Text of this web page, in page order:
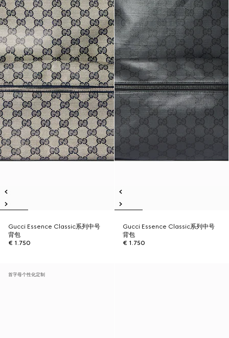
Gucci Essence Classic系列中号
背包
€ 1.750
Gucci Essence Classic系列中号
背包
€ 1.750
首字母个性化定制